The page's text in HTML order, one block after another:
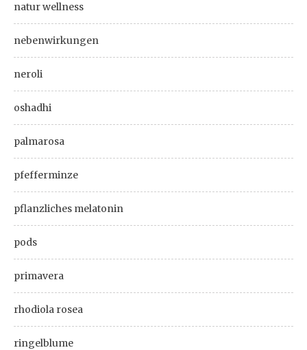
natur wellness
nebenwirkungen
neroli
oshadhi
palmarosa
pfefferminze
pflanzliches melatonin
pods
primavera
rhodiola rosea
ringelblume